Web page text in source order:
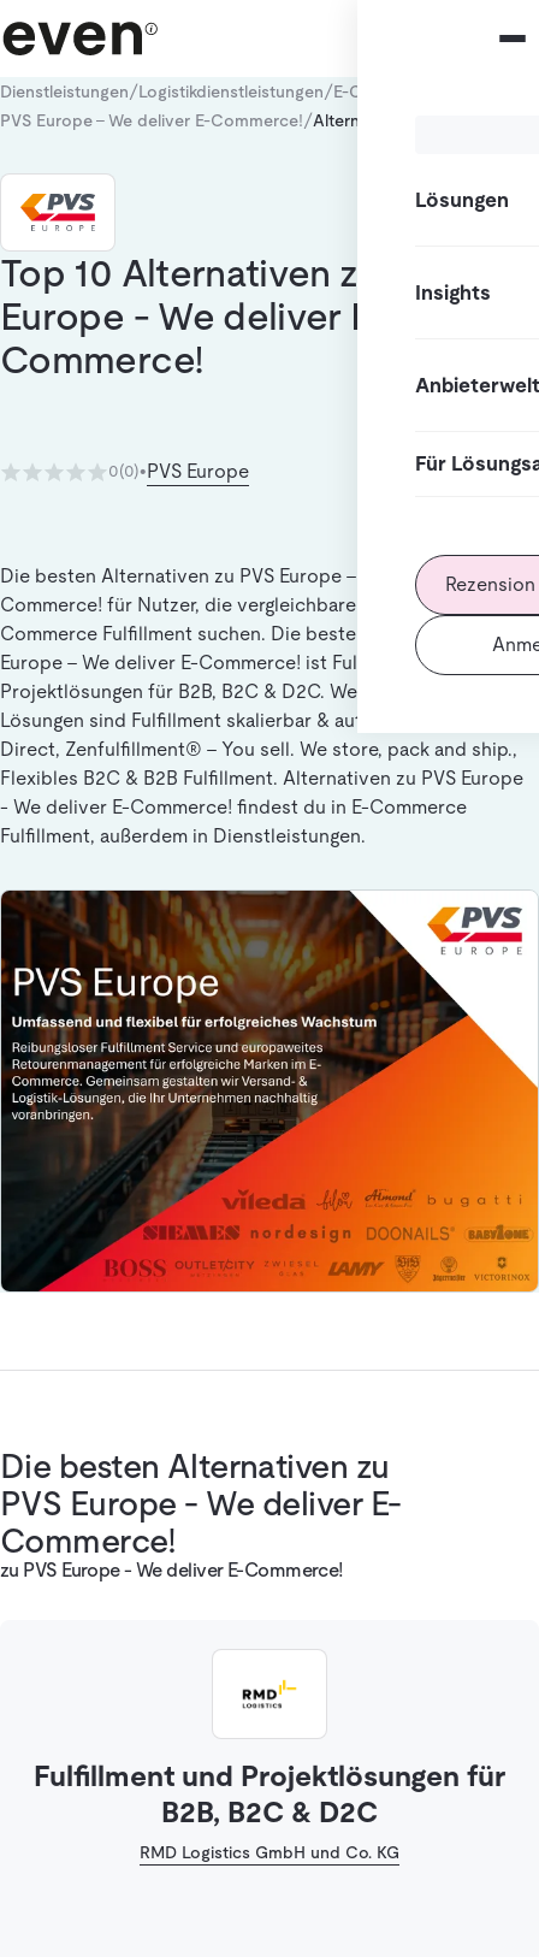
Lösungen
Insights
Anbieterwelt
Für
Dienstleistungen/Logistikdienstleistungen/E-Commerce Fulfillment
PVS Europe - We deliver E-Commerce!/Alternativen
Top 10 Alternativen zu PVS
Europe - We deliver E-
Commerce!
0(0)•PVS Europe
Die besten Alternativen zu PVS Europe - We deliver E-
Commerce! für Nutzer, die vergleichbare Lösungen in E-
Commerce Fulfillment suchen. Die beste Alternative zu PVS
Europe - We deliver E-Commerce! ist Fulfillment und
Projektlösungen für B2B, B2C & D2C. Weitere ähnliche
Lösungen sind Fulfillment skalierbar & automatisiert mit MS
Direct, Zenfulfillment® – You sell. We store, pack and ship.,
Flexibles B2C & B2B Fulfillment. Alternativen zu PVS Europe
- We deliver E-Commerce! findest du in E-Commerce
Fulfillment, außerdem in Dienstleistungen.
Die besten Alternativen zu
PVS Europe - We deliver E-
Commerce!
zu PVS Europe - We deliver E-Commerce!
Fulfillment und Projektlösungen für
B2B, B2C & D2C
RMD Logistics GmbH und Co. KG